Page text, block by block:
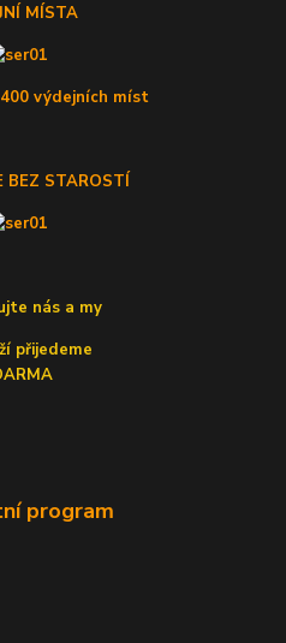
MÍSTA
výdejních míst
BEZ STAROSTÍ
nás a my
přijedeme
program